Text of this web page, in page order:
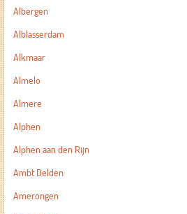
Albergen
Alblasserdam
Alkmaar
Almelo
Almere
Alphen
Alphen aan den Rijn
Ambt Delden
Amerongen